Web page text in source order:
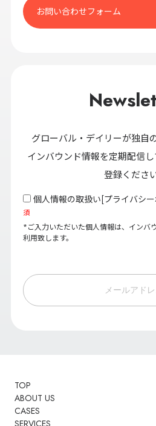
お問い合わせフォーム
グローバル・デイリーが独自
インバウンド情報を定期配信
登録くださ
個人情報の取扱い[プライバシ
須
*ご入力いただいた個人情報は、インバ
利用致します。
メールアド
TOP
ABOUT US
CASES